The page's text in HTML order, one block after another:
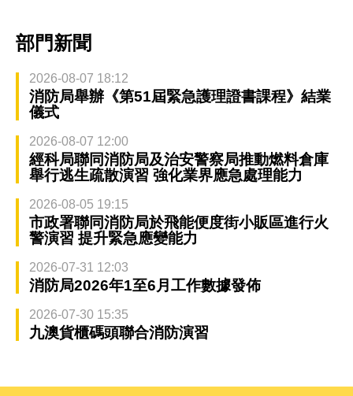
部門新聞
2026-08-07 18:12
消防局舉辦《第51屆緊急護理證書課程》結業
儀式
2026-08-07 12:00
經科局聯同消防局及治安警察局推動燃料倉庫
舉行逃生疏散演習 強化業界應急處理能力
2026-08-05 19:15
市政署聯同消防局於飛能便度街小販區進行火
警演習 提升緊急應變能力
2026-07-31 12:03
消防局2026年1至6月工作數據發佈
2026-07-30 15:35
九澳貨櫃碼頭聯合消防演習